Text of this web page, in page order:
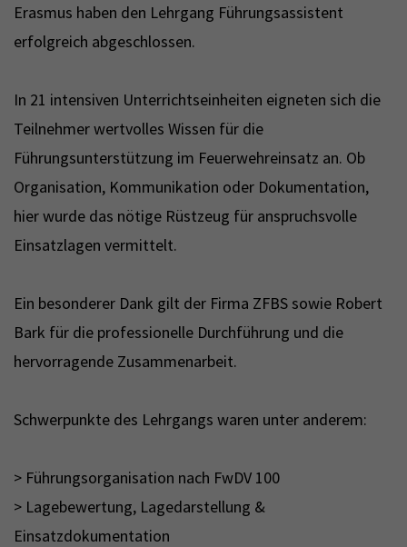
Erasmus haben den Lehrgang Führungsassistent
erfolgreich abgeschlossen.
In 21 intensiven Unterrichtseinheiten eigneten sich die
Teilnehmer wertvolles Wissen für die
Führungsunterstützung im Feuerwehreinsatz an. Ob
Organisation, Kommunikation oder Dokumentation,
hier wurde das nötige Rüstzeug für anspruchsvolle
Einsatzlagen vermittelt.
Ein besonderer Dank gilt der Firma ZFBS sowie Robert
Bark für die professionelle Durchführung und die
hervorragende Zusammenarbeit.
Schwerpunkte des Lehrgangs waren unter anderem:
> Führungsorganisation nach FwDV 100
> Lagebewertung, Lagedarstellung &
Einsatzdokumentation